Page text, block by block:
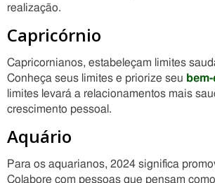
realização.
Capricórnio
Capricornianos, estabeleçam limites
Conheça seus limites e priorize seu
limites levará a relacionamentos mais
crescimento pessoal.
Aquário
Para os aquarianos, 2024 significa
Colabore com pessoas que pensam